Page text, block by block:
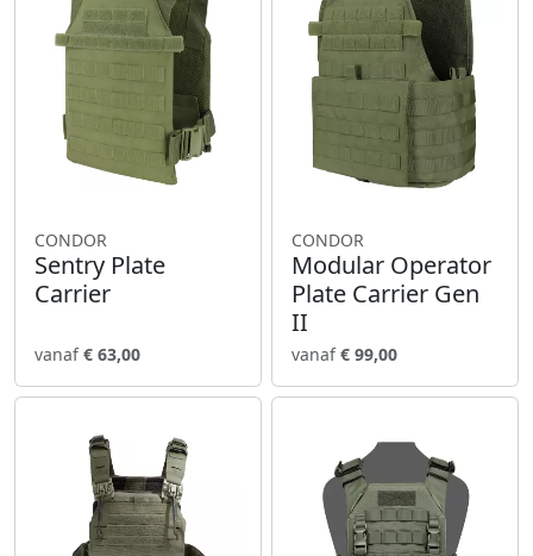
CONDOR
Sentry Plate
Carrier
vanaf€ 63,00
CONDOR
Modular Operator
Plate Carrier Gen
II
vanaf€ 99,00